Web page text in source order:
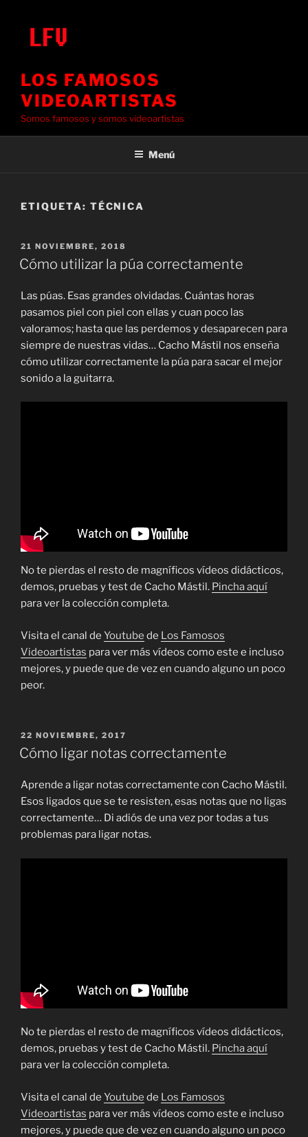
contenido
LOS FAMOSOS
VIDEOARTISTAS
Somos famosos y somos videoartistas
Menú
ETIQUETA: TÉCNICA
PUBLICADO
EL
21 NOVIEMBRE, 2018
Cómo utilizar la púa correctamente
Las púas. Esas grandes olvidadas. Cuántas horas
pasamos piel con piel con ellas y cuan poco las
valoramos; hasta que las perdemos y desaparecen para
siempre de nuestras vidas… Cacho Mástil nos enseña
cómo utilizar correctamente la púa para sacar el mejor
sonido a la guitarra.
No te pierdas el resto de magníficos vídeos didácticos,
demos, pruebas y test de Cacho Mástil. Pincha aquí
para ver la colección completa.
Visita el canal de Youtube de Los Famosos
Videoartistas para ver más vídeos como este e incluso
mejores, y puede que de vez en cuando alguno un poco
peor.
PUBLICADO
EL
22 NOVIEMBRE, 2017
Cómo ligar notas correctamente
Aprende a ligar notas correctamente con Cacho Mástil.
Esos ligados que se te resisten, esas notas que no ligas
correctamente… Di adiós de una vez por todas a tus
problemas para ligar notas.
No te pierdas el resto de magníficos vídeos didácticos,
demos, pruebas y test de Cacho Mástil. Pincha aquí
para ver la colección completa.
Visita el canal de Youtube de Los Famosos
Videoartistas para ver más vídeos como este e incluso
mejores, y puede que de vez en cuando alguno un poco